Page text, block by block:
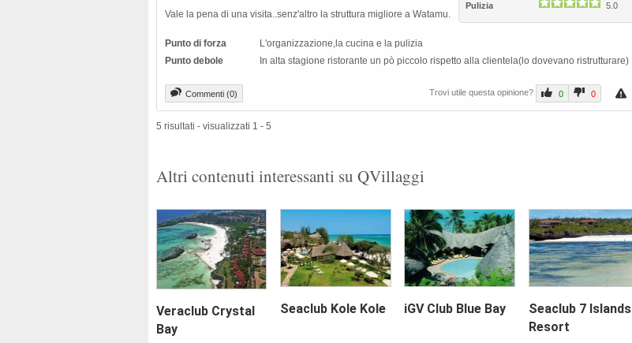
Pulizia 5.0
Vale la pena di una visita..senz'altro la struttura migliore a Watamu.
Punto di forza
L'organizzazione,la cucina e la pulizia
Punto debole
In alta stagione ristorante un pò piccolo rispetto alla clientela(lo dovevano ristrutturare)
Commenti (0) Trovi utile questa opinione? 0 0
5 risultati - visualizzati 1 - 5
Altri contenuti interessanti su QVillaggi
Veraclub Crystal
Bay
Seaclub Kole Kole iGV Club Blue Bay
Seaclub 7 Islands
Resort